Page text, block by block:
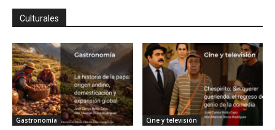
Culturales
Gastronomía Cine y televisión